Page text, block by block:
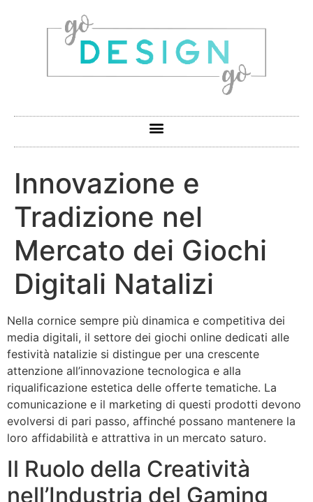
Innovazione e
Tradizione nel
Mercato dei Giochi
Digitali Natalizi
Nella cornice sempre più dinamica e competitiva dei
media digitali, il settore dei giochi online dedicati alle
festività natalizie si distingue per una crescente
attenzione all’innovazione tecnologica e alla
riqualificazione estetica delle offerte tematiche. La
comunicazione e il marketing di questi prodotti devono
evolversi di pari passo, affinché possano mantenere la
loro affidabilità e attrattiva in un mercato saturo.
Il Ruolo della Creatività
nell’Industria del Gaming